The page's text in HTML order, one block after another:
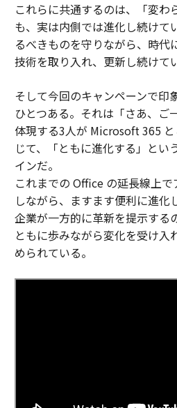
これらに共通するのは、「変わ
も、実は内側では進化し続けて
るべきものを守りながら、時代
技術を取り入れ、更新し続けて
そして今回のキャンペーンで印
ひとつある。それは「さあ、ご
体現する3人が Microsoft 365
じて、「ともに進化する」とい
インだ。
これまでの Office の延長線上
しながら、ますます便利に進
企業が一方的に革新を提示する
ともに歩みながら変化を受け入
められている。